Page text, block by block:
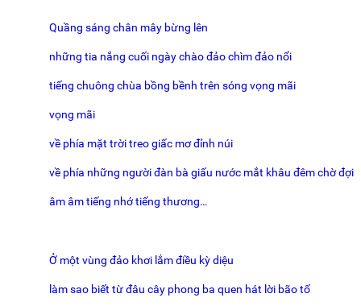
Quầng sáng chân mây bừng lên
những tia nắng cuối ngày chào đảo chìm đảo nổi
tiếng chuông chùa bồng bềnh trên sóng vọng mãi
vọng mãi
về phía mặt trời treo giấc mơ đỉnh núi
về phía những người đàn bà giấu nước mắt khâu đêm chờ đợi
âm âm tiếng nhớ tiếng thương…
Ở một vùng đảo khơi lắm điều kỳ diệu
làm sao biết từ đâu cây phong ba quen hát lời bão tố